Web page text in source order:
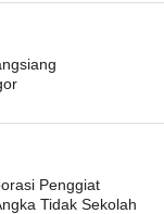
Penggiat
Tidak Sekolah